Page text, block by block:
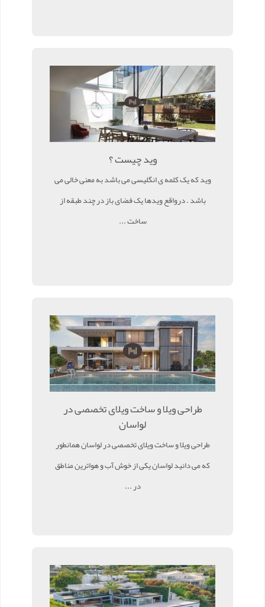
وید چیست ؟
وید که یک کلمه ی انگلیسی می باشد به معنی خالی می
باشد . درواقع ویدها یک فضای باز در چند طبقه از
ساخت ...
طراحی ویلا و ساخت ویلای تخصصی در
لواسان
طراحی ویلا و ساخت ویلای تخصصی در لواسان همانطور
که می دانید لواسان یکی از خوش آب و هواترین مناطق
در ...